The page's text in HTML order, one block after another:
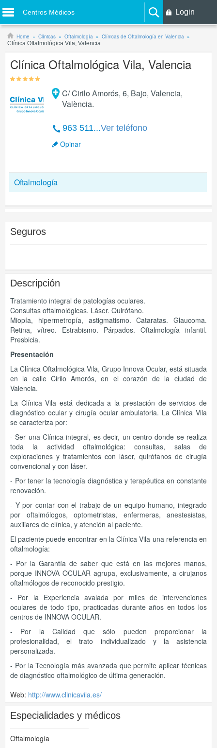
Centros Médicos Login
Home Clínicas Oftalmología
Clínicas de Oftalmología en Valencia
Clínica Oftalmológica Vila, Valencia
Clínica Oftalmológica Vila, Valencia
C/ Cirilo Amorós, 6, Bajo,Valencia,
València.
963 511...Ver teléfono
Opinar
Oftalmología
Seguros
Descripción
Tratamiento integral de patologías oculares.
Consultas oftalmológicas. Láser. Quirófano.
Miopía, hipermetropía, astigmatismo. Cataratas. Glaucoma.
Retina, vítreo. Estrabismo. Párpados. Oftalmología infantil.
Presbicia.
Presentación
La Clínica Oftalmológica Vila, Grupo Innova Ocular, está situada
en la calle Cirilo Amorós, en el corazón de la ciudad de
Valencia.
La Clínica Vila está dedicada a la prestación de servicios de
diagnóstico ocular y cirugía ocular ambulatoria. La Clínica Vila
se caracteriza por:
- Ser una Clínica integral, es decir, un centro donde se realiza
toda la actividad oftalmológica: consultas, salas de
exploraciones y tratamientos con láser, quirófanos de cirugía
convencional y con láser.
- Por tener la tecnología diagnóstica y terapéutica en constante
renovación.
- Y por contar con el trabajo de un equipo humano, integrado
por oftalmólogos, optometristas, enfermeras, anestesistas,
auxiliares de clínica, y atención al paciente.
El paciente puede encontrar en la Clínica Vila una referencia en
oftalmología:
- Por la Garantía de saber que está en las mejores manos,
porque INNOVA OCULAR agrupa, exclusivamente, a cirujanos
oftalmólogos de reconocido prestigio.
- Por la Experiencia avalada por miles de intervenciones
oculares de todo tipo, practicadas durante años en todos los
centros de INNOVA OCULAR.
- Por la Calidad que sólo pueden proporcionar la
profesionalidad, el trato individualizado y la asistencia
personalizada.
- Por la Tecnología más avanzada que permite aplicar técnicas
de diagnóstico oftalmológico de última generación.
Web: http://www.clinicavila.es/
Especialidades y médicos
Oftalmología